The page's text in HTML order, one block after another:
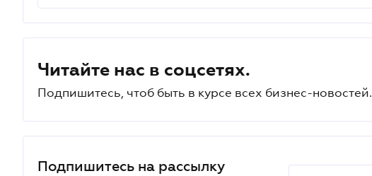
Читайте нас в соцсетях.
Подпишитесь, чтоб быть в курсе всех бизнес-новостей.
Подпишитесь на рассылку